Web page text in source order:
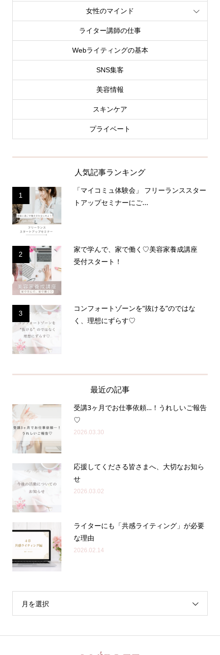
女性のマインド
ライター講師の仕事
Webライティングの基本
SNS集客
美容情報
スキンケア
プライベート
人気記事ランキング
1
「マイコミュ体験会」 フリーランススター
トアップセミナーにご...
2
家で学んで、家で働く♡美容家養成講座
受付スタート！
3
コンフォートゾーンを“抜ける”のではな
く、理想にずらす♡
最近の記事
受講3ヶ月でお仕事依頼…！うれしいご報告
♡
2026.03.30
応援してくださる皆さまへ、大切なお知ら
せ
2026.03.02
ライターにも「共感ライティング」が必要
な理由
2026.02.14
月を選択